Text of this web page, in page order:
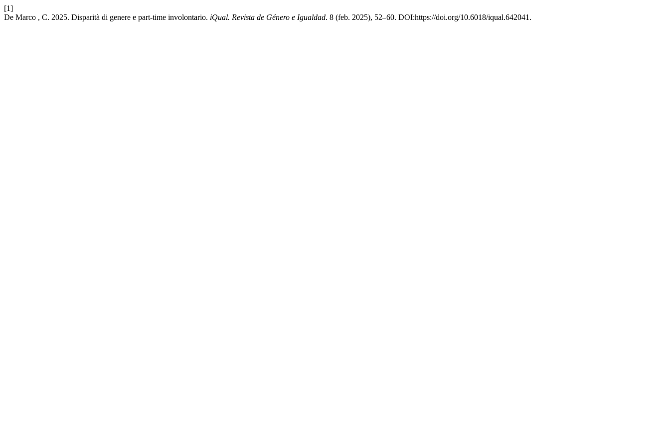
[1]
De Marco , C. 2025. Disparità di genere e part-time involontario. iQual. Revista de Género e Igualdad. 8 (feb. 2025), 52–60. DOI:https://doi.org/10.6018/iqual.642041.